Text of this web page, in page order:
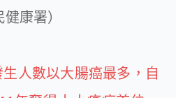
健康署）
人數以大腸癌最多，自